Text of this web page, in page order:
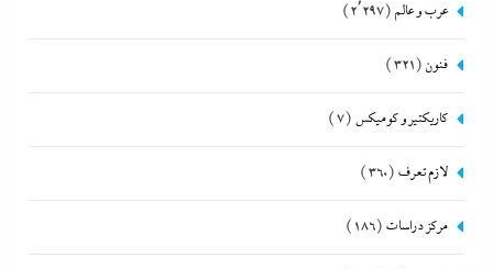
عرب و عالم (2٬297)
فنون (321)
كاريكتير و كوميكس (7)
لازم تعرف (360)
مركز دراسات (186)